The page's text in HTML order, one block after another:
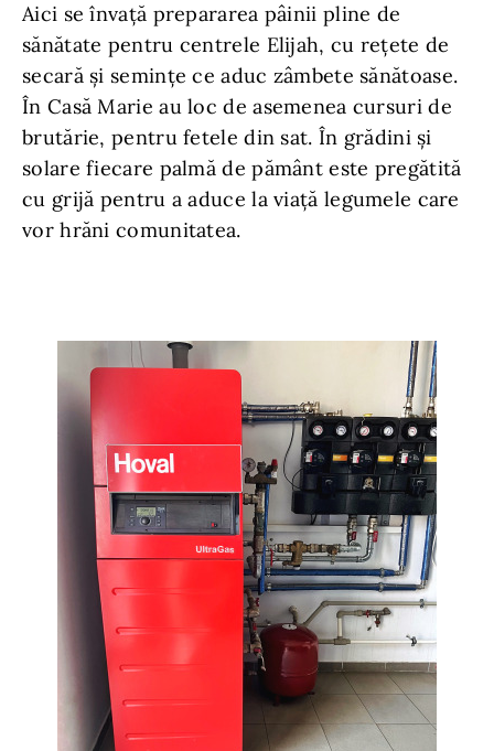
Aici se învață prepararea pâinii pline de
sănătate pentru centrele Elijah, cu rețete de
secară și semințe ce aduc zâmbete sănătoase.
În Casă Marie au loc de asemenea cursuri de
brutărie, pentru fetele din sat. În grădini și
solare fiecare palmă de pământ este pregătită
cu grijă pentru a aduce la viață legumele care
vor hrăni comunitatea.